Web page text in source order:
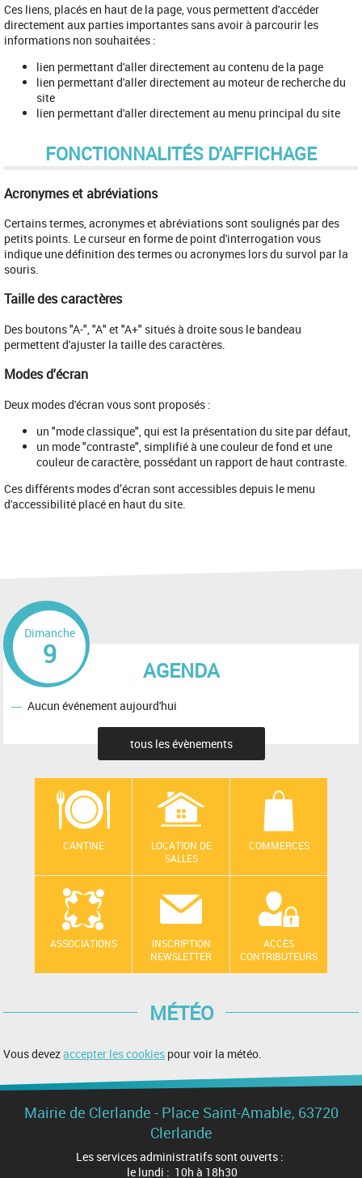
Ces liens, placés en haut de la page, vous permettent d'accéder
directement aux parties importantes sans avoir à parcourir les
informations non souhaitées :
lien permettant d'aller directement au contenu de la page
lien permettant d'aller directement au moteur de recherche du
site
lien permettant d'aller directement au menu principal du site
FONCTIONNALITÉS D'AFFICHAGE
Acronymes et abréviations
Certains termes, acronymes et abréviations sont soulignés par des
petits points. Le curseur en forme de point d'interrogation vous
indique une définition des termes ou acronymes lors du survol par la
souris.
Taille des caractères
Des boutons "A-", "A" et "A+" situés à droite sous le bandeau
permettent d'ajuster la taille des caractères.
Modes d'écran
Deux modes d'écran vous sont proposés :
un "mode classique", qui est la présentation du site par défaut,
un mode "contraste", simplifié à une couleur de fond et une
couleur de caractère, possédant un rapport de haut contraste.
Ces différents modes d’écran sont accessibles depuis le menu
d'accessibilité placé en haut du site.
AGENDA
Dimanche
9
Aucun événement aujourd'hui
tous les évènements
CANTINE
LOCATION DE
SALLES
COMMERCES
ASSOCIATIONS
INSCRIPTION
NEWSLETTER
ACCÈS
CONTRIBUTEURS
MÉTÉO
Vous devezaccepter les cookies pour voir la météo.
Mairie de Clerlande - Place Saint-Amable, 63720
Clerlande
Les services administratifs sont ouverts :
le lundi : 10h à 18h30